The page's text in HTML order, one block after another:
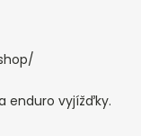
enduro vyjížďky.